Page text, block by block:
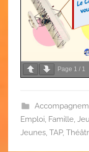
Page 1 / 1
Emploi, Famille,
Jeunes, TAP,